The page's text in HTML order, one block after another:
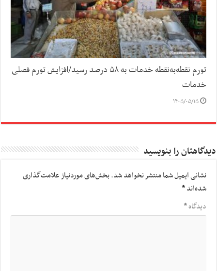
تورم نقطه‌به‌نقطه خدمات به ۵۸ درصد رسید/افزایش تورم فصلی
خدمات
۱۴۰۵/۰۵/۱۵
دیدگاهتان را بنویسید
نشانی ایمیل شما منتشر نخواهد شد.بخش‌های موردنیاز علامت‌گذاری
شده‌اند*
دیدگاه*